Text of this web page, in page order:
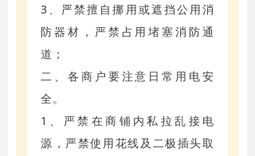
3、严禁擅自挪用或遮挡公用消
防器材，严禁占用堵塞消防通
道；
二、各商户要注意日常用电安
全。
1、严禁在商铺内私拉乱接电
源，严禁使用花线及二极插头取